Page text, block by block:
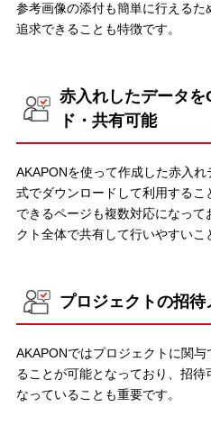
参考画像の添付も簡単に行える
追求できることも特徴です。
赤入れしたデータ
ド・共有可能
AKAPONを使って作成した赤入
式でダウンロードして利用する
できるページも複数対応になって
クト全体で共有して行いやすいこ
プロジェクトの招
AKAPONではプロジェクトに関
ることが可能となっており、招
なっていることも重要です。